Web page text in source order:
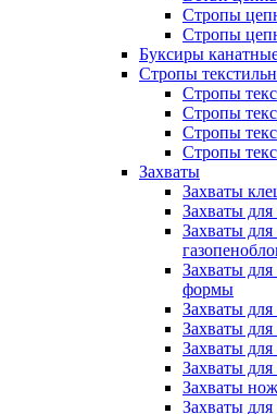
Стропы
Стропы
Буксиры
Стропы
Стропы
Стропы
Стропы
Стропы
Захваты
Захваты
Захваты для
Захваты
Захваты
формы
Захваты
Захваты
Захваты для
Захваты
Захваты
Захваты для